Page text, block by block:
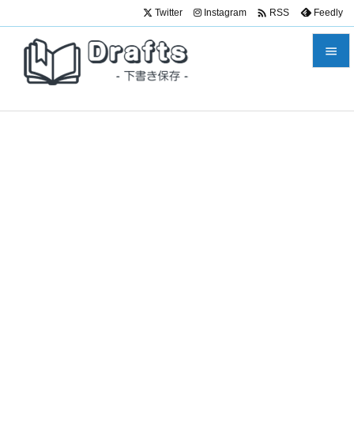

Twitter Instagram  RSS Feedly